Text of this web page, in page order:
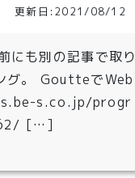
新日:2021/08/12
にも別の記事で取り
グ。 GoutteでWeb
s.co.jp/progr
[…]